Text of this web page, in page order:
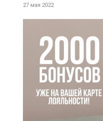
27 мая 2022